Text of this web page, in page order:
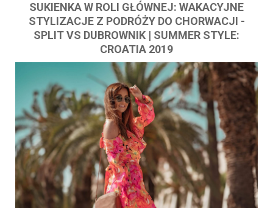
SUKIENKA W ROLI GŁÓWNEJ: WAKACYJNE
STYLIZACJE Z PODRÓŻY DO CHORWACJI -
SPLIT VS DUBROWNIK | SUMMER STYLE:
CROATIA 2019